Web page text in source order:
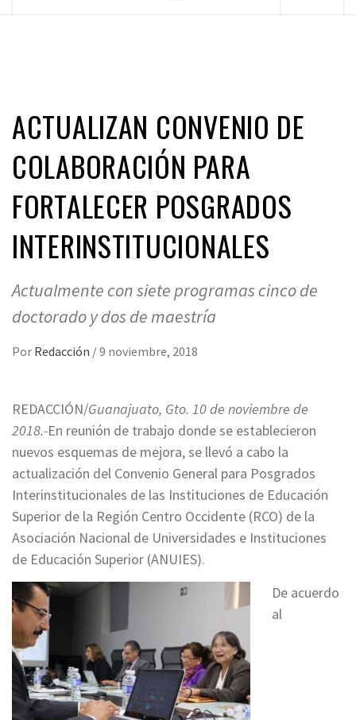
ACTUALIZAN CONVENIO DE
COLABORACIÓN PARA
FORTALECER POSGRADOS
INTERINSTITUCIONALES
Actualmente con siete programas cinco de
doctorado y dos de maestría
Por Redacción /9 noviembre, 2018
REDACCIÓN/Guanajuato, Gto. 10 de noviembre de
2018.-En reunión de trabajo donde se establecieron
nuevos esquemas de mejora, se llevó a cabo la
actualización del Convenio General para Posgrados
Interinstitucionales de las Instituciones de Educación
Superior de la Región Centro Occidente (RCO) de la
Asociación Nacional de Universidades e Instituciones
de Educación Superior (ANUIES).
De acuerdo
al